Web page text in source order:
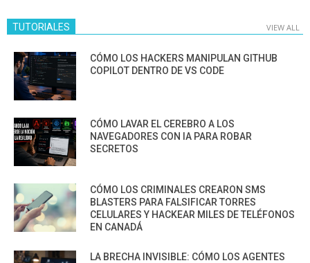
TUTORIALES VIEW ALL
CÓMO LOS HACKERS MANIPULAN GITHUB
COPILOT DENTRO DE VS CODE
CÓMO LAVAR EL CEREBRO A LOS
NAVEGADORES CON IA PARA ROBAR
SECRETOS
CÓMO LOS CRIMINALES CREARON SMS
BLASTERS PARA FALSIFICAR TORRES
CELULARES Y HACKEAR MILES DE TELÉFONOS
EN CANADÁ
LA BRECHA INVISIBLE: CÓMO LOS AGENTES